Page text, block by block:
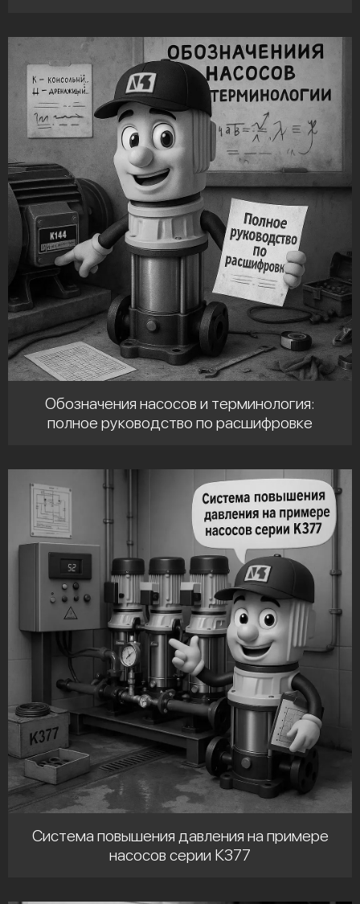
Обозначения насосов и терминология:
полное руководство по расшифровке
Система повышения давления на примере
насосов серии К377